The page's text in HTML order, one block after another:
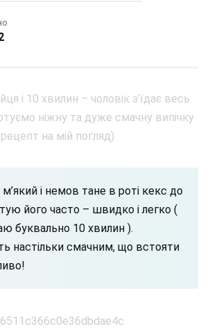
і немов тане в роті кекс до
його часто – швидко і легко (
буквально 10 хвилин ).
настільки смачним, що встояти